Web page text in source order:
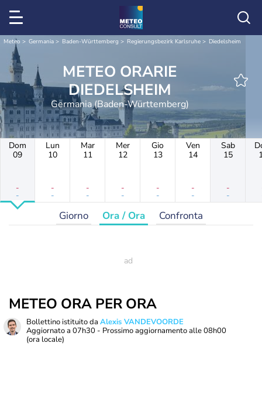
Meteo Germania Baden-Württemberg Regierungsbezirk Karlsruhe Diedelsheim
METEO ORARIE
DIEDELSHEIM
Germania (Baden-Württemberg)
Dom
09
-
-
Lun
10
-
-
Mar
11
-
-
Mer
12
-
-
Gio
13
-
-
Ven
14
-
-
Sab
15
-
-
Giorno Ora / Ora Confronta
METEO ORA PER ORA
Bollettino istituito da Alexis VANDEVOORDE
Aggiornato a 07h30 - Prossimo aggiornamento alle08h00
(ora locale)